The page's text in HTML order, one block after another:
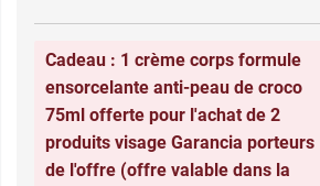
Cadeau : 1 crème corps formule
ensorcelante anti-peau de croco
75ml offerte pour l'achat de 2
produits visage Garancia porteurs
de l'offre (offre valable dans la